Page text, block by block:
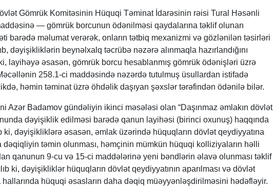
Gömrük Komitəsinin Hüquqi Təminat İdarəsinin rəisi Tural Həsənli
— gömrük borcunun ödənilməsi qaydalarına təklif olunan
barədə məlumat verərək, onların tətbiq mexanizmi və gözlənilən təsirləri
dəyişikliklərin beynəlxalq təcrübə nəzərə alınmaqla hazırlandığını
layihəyə əsasən, gömrük borcu hesablanmış gömrük ödənişləri üzrə
258.1-ci maddəsində nəzərdə tutulmuş üsullardan istifadə
həmin təminat üzrə öhdəlik daşıyan şəxslər tərəfindən ödənilə bilər.
Azər Badamov gündəliyin ikinci məsələsi olan “Daşınmaz əmlakın dövlət
dəyişiklik edilməsi barədə qanun layihəsi (birinci oxunuş) haqqında
ki, dəyişikliklərə əsasən, əmlak üzərində hüquqların dövlət qeydiyyatına
dəqiqliyin təmin olunması, həmçinin mümkün hüquqi kolliziyaların həlli
qanunun 9-cu və 15-ci maddələrinə yeni bəndlərin əlavə olunması təklif
ki, dəyişikliklər hüquqların dövlət qeydiyyatının aparılması və dövlət
hallarında hüquqi əsasların daha dəqiq müəyyənləşdirilməsini hədəfləyir.